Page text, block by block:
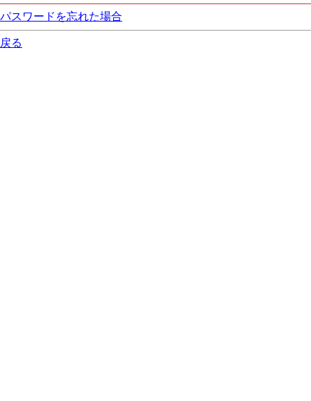
パスワードを忘れた場合
戻る